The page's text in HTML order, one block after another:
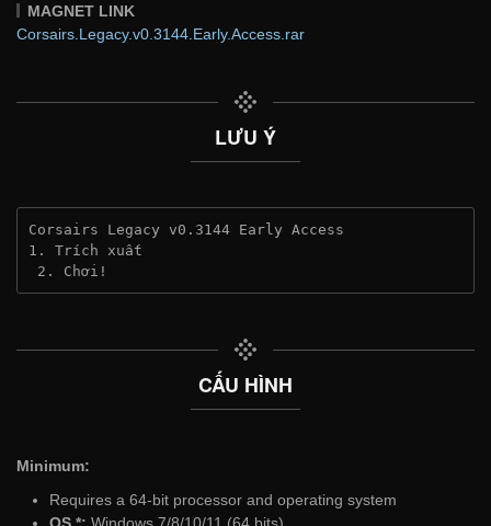
MAGNET LINK
Corsairs.Legacy.v0.3144.Early.Access.rar
LƯU Ý
Corsairs Legacy v0.3144 Early Access
1. Trích xuất
2. Chơi!
CẤU HÌNH
Minimum:
Requires a 64-bit processor and operating system
OS *: Windows 7/8/10/11 (64 bits)